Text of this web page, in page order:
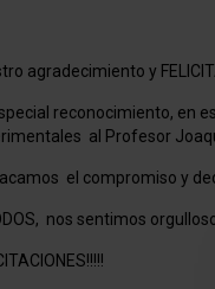
agradecimiento y
reconocimiento, en
al Profesor
el compromiso y
nos sentimos